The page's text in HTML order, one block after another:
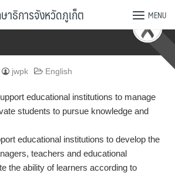
าธิการจังหวัดภูเก็ต MENU
jwpk English
educational institutions to manage
students to pursue knowledge and
educational institutions to develop the
teachers and educational
the ability of learners according to